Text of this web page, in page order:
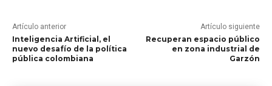
Artículo anterior
Inteligencia Artificial, el
nuevo desafío de la política
pública colombiana
Artículo siguiente
Recuperan espacio público
en zona industrial de
Garzón